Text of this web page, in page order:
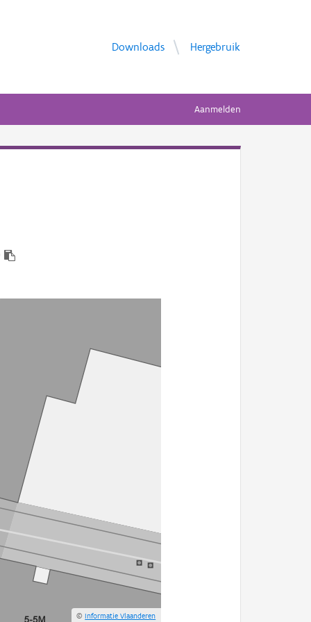
Downloads Hergebruik
Aanmelden
©Informatie Vlaanderen